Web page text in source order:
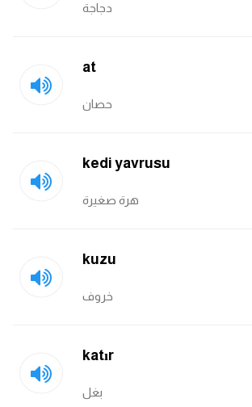
دجاجة
at
حصان
kedi yavrusu
هرة صغيرة
kuzu
خروف
katır
بغل